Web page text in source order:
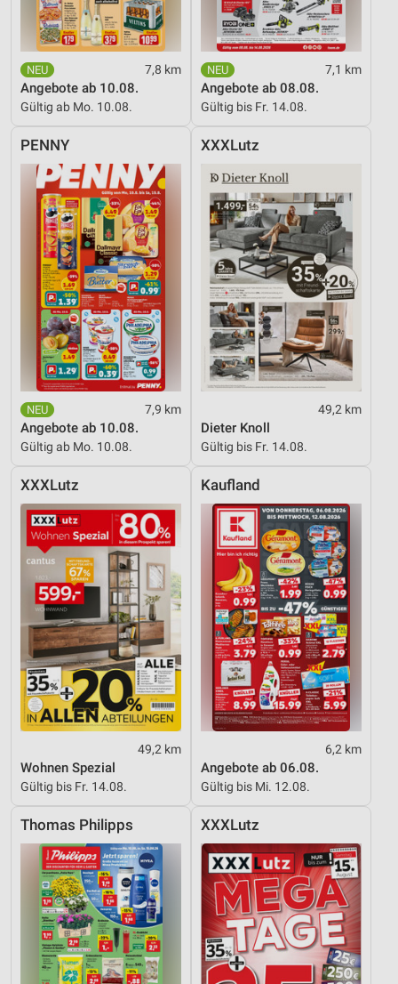
7,8 km
Angebote ab 10.08.
Gültig ab Mo. 10.08.
7,1 km
Angebote ab 08.08.
Gültig bis Fr. 14.08.
PENNY
7,9 km
Angebote ab 10.08.
Gültig ab Mo. 10.08.
XXXLutz
49,2 km
Dieter Knoll
Gültig bis Fr. 14.08.
XXXLutz
49,2 km
Wohnen Spezial
Gültig bis Fr. 14.08.
Kaufland
6,2 km
Angebote ab 06.08.
Gültig bis Mi. 12.08.
Thomas Philipps XXXLutz